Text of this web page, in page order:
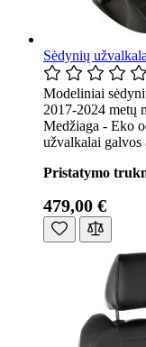
Sėdynių
Modeliniai
2017-2024 metų
Medžiaga - Eko
užvalkalai galvos
Pristatymo
479,00 €